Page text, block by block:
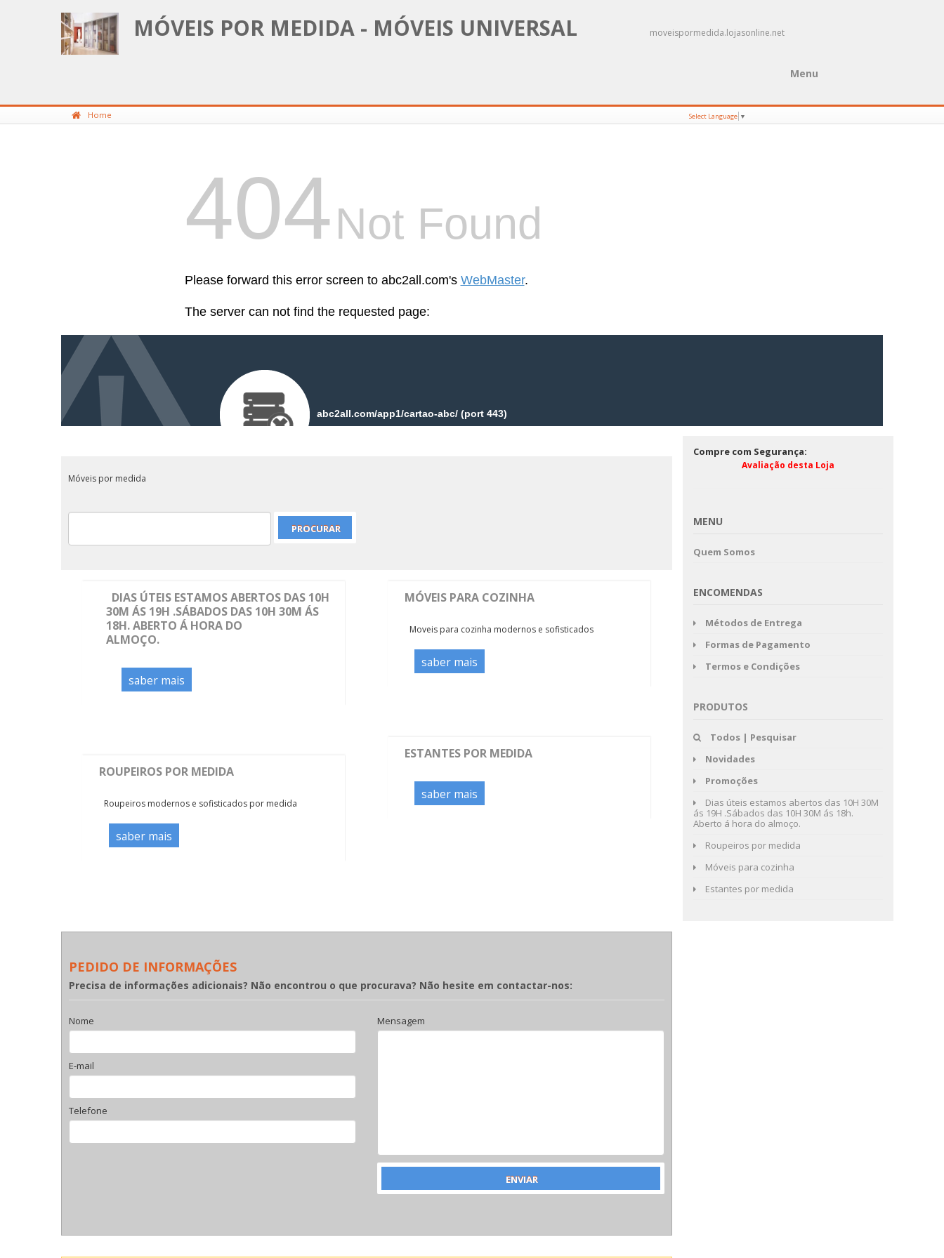
MÓVEIS POR MEDIDA - MÓVEIS UNIVERSAL moveispormedida.lojasonline.net
Menu
Home Select Language ▼
Móveis por medida
DIAS ÚTEIS ESTAMOS ABERTOS DAS 10H
30M ÁS 19H .SÁBADOS DAS 10H 30M ÁS
18H. ABERTO Á HORA DO
ALMOÇO.
saber mais
ROUPEIROS POR MEDIDA
Roupeiros modernos e sofisticados por medida
saber mais
MÓVEIS PARA COZINHA
Moveis para cozinha modernos e sofisticados
saber mais
ESTANTES POR MEDIDA
saber mais
PEDIDO DE INFORMAÇÕES
Precisa de informações adicionais? Não encontrou o que procurava? Não hesite em contactar-nos:
Nome
E-mail
Telefone
Mensagem
Compre com Segurança:
Avaliação desta Loja
MENU
Quem Somos
ENCOMENDAS
Métodos de Entrega
Formas de Pagamento
Termos e Condições
PRODUTOS
Todos | Pesquisar
Novidades
Promoções
Dias úteis estamos abertos das 10H 30M
ás 19H .Sábados das 10H 30M ás 18h.
Aberto á hora do almoço.
Roupeiros por medida
Móveis para cozinha
Estantes por medida